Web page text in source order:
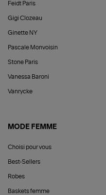
Feidt Paris
Gigi Clozeau
Ginette NY
Pascale Monvoisin
Stone Paris
Vanessa Baroni
Vanrycke
MODE FEMME
Choisi pour vous
Best-Sellers
Robes
Baskets femme